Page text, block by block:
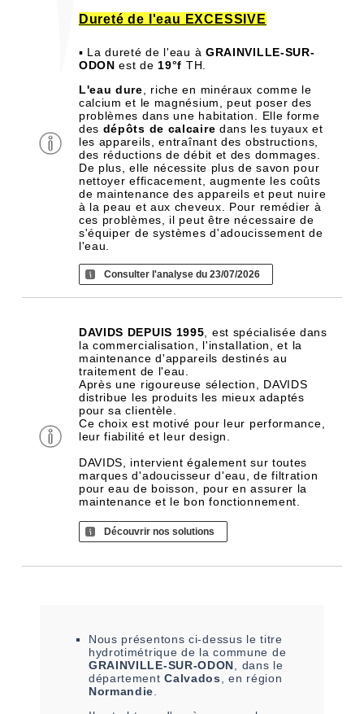
Dureté de l'eau EXCESSIVE
▪ La dureté de l'eau à GRAINVILLE-SUR-
ODON est de 19°f TH.
L'eau dure , riche en minéraux comme le
calcium et le magnésium, peut poser des
problèmes dans une habitation. Elle forme
des dépôts de calcaire dans les tuyaux et
les appareils, entraînant des obstructions,
des réductions de débit et des dommages.
De plus, elle nécessite plus de savon pour
nettoyer efficacement, augmente les coûts
de maintenance des appareils et peut nuire
à la peau et aux cheveux. Pour remédier à
ces problèmes, il peut être nécessaire de
s'équiper de systèmes d'adoucissement de
l'eau.
Consulter l'analyse du 23/07/2026
DAVIDS DEPUIS 1995 , est spécialisée dans
la commercialisation, l'installation, et la
maintenance d'appareils destinés au
traitement de l'eau.
Après une rigoureuse sélection, DAVIDS
distribue les produits les mieux adaptés
pour sa clientèle.
Ce choix est motivé pour leur performance,
leur fiabilité et leur design.
DAVIDS, intervient également sur toutes
marques d'adoucisseur d'eau, de filtration
pour eau de boisson, pour en assurer la
maintenance et le bon fonctionnement.
Découvrir nos solutions
Nous présentons ci-dessus le titre
hydrotimétrique de la commune de
GRAINVILLE-SUR-ODON , dans le
départementCalvados
, en région
Normandie